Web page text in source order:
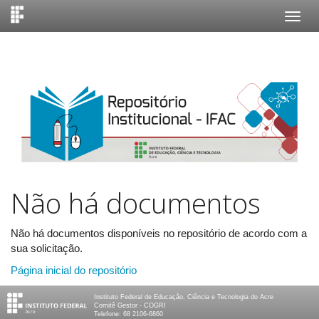
Não há documentos
Não há documentos disponíveis no repositório de acordo com a
sua solicitação.
Página inicial do repositório
Instituto Federal de Educação, Ciência e Tecnologia do Acre
Comitê Gestor - COGRI
Telefone: 68 2106-6860